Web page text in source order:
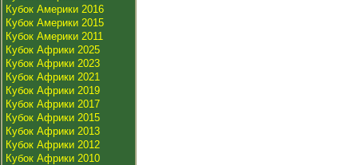
Кубок Америки 2016
Кубок Америки 2015
Кубок Америки 2011
Кубок Африки 2025
Кубок Африки 2023
Кубок Африки 2021
Кубок Африки 2019
Кубок Африки 2017
Кубок Африки 2015
Кубок Африки 2013
Кубок Африки 2012
Кубок Африки 2010